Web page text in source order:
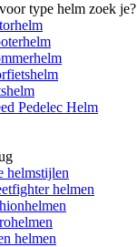
type helm zoek je?
Pedelec Helm
helmstijlen
helmen
helmen